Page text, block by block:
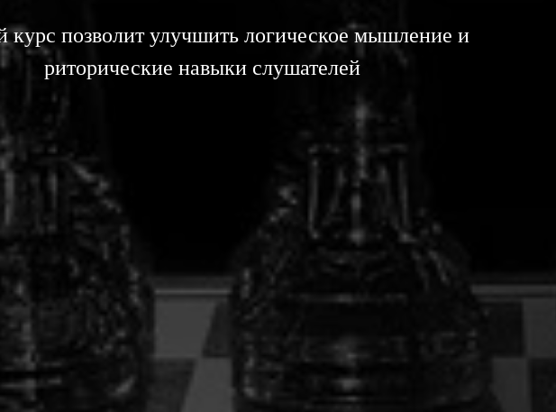
курс позволит улучшить логическое мышление и
риторические навыки слушателей